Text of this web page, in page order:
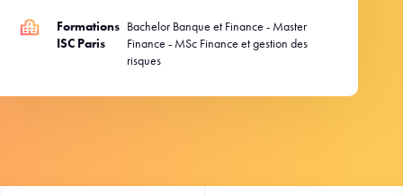
Formations
ISC Paris
Bachelor Banque et Finance - Master
Finance - MSc Finance et gestion des
risques